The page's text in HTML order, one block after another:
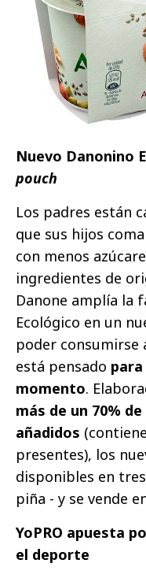
Nuevo Danonino
pouch
Los padres están
que sus hijos
con menos
ingredientes de
Danone amplía la
Ecológico en un
poder
está pensado
momento.
más de un 70%
añadidos
presentes), los
disponibles en
piña - y se vende
YoPRO apuesta
el deporte